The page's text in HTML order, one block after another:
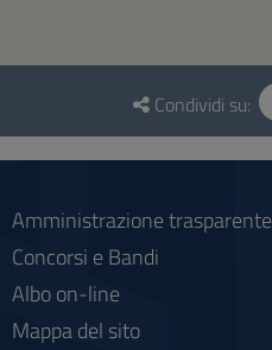
Questionario
social
Condividi su:
Amministrazione trasparente
Concorsi e Bandi
Albo on-line
Mappa del sito